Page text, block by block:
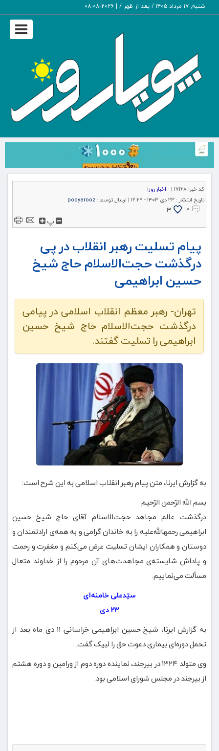
شنبه, ۱۷ مرداد ۱۴۰۵ / بعد از ظهر / |
2026-08-08
Toggle
کد خبر: 17168 | اخبار روز|
تاریخ انتشار : ۲۳ دی ۱۴۰۳ - ۱۲:۲۹ | ارسال توسط : pooyarooz
۰
3
پ
پیام تسلیت رهبر انقلاب در پی
درگذشت حجت‌الاسلام حاج شیخ
حسین ابراهیمی
تهران- رهبر معظم انقلاب اسلامی در پیامی
درگذشت حجت‌الاسلام حاج شیخ حسین
ابراهیمی را تسلیت گفتند.
به گزارش ایرنا، متن پیام رهبر انقلاب اسلامی به این شرح است:
بسم الله الرّحمن الرّحیم
درگذشت عالم مجاهد حجت‌الاسلام آقای حاج شیخ حسین
ابراهیمی رحمهالله‌علیه را به خاندان گرامی و به همه‌ی ارادتمندان و
دوستان و همکاران ایشان تسلیت عرض می‌کنم و مغفرت و رحمت
و پاداش شایسته‌ی مجاهدت‌های آن مرحوم را از خداوند متعال
مسألت می‌نماییم.
سیّدعلی خامنه‌ای
۲۳ دی
به گزارش ایرنا، شیخ حسین ابراهیمی خراسانی ۱۱ دی ماه بعد از
تحمل دوره‌ای بیماری دعوت حق را لبیک گفت.
وی متولد ۱۳۲۴ در بیرجند، نماینده دوره دوم از ورامین و دوره هشتم
از بیرجند در مجلس شورای اسلامی بود.